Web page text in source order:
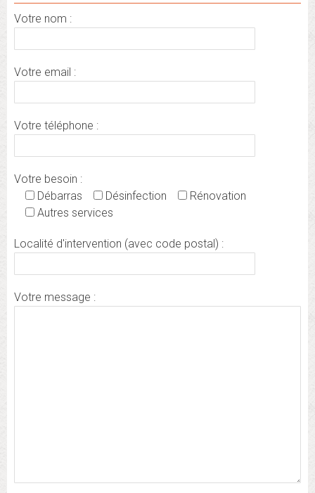
Votre nom :
Votre email :
Votre téléphone :
Votre besoin :
Débarras
Désinfection
Rénovation
Autres services
Localité d'intervention (avec code postal) :
Votre message :